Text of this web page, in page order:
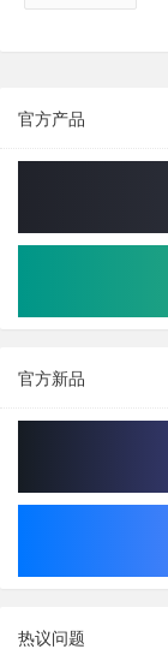
官方产品
官方新品
热议问题